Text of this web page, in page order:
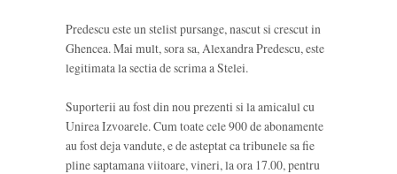
Predescu este un stelist pursange, nascut si crescut in
Ghencea. Mai mult, sora sa, Alexandra Predescu, este
legitimata la sectia de scrima a Stelei.
Suporterii au fost din nou prezenti si la amicalul cu
Unirea Izvoarele. Cum toate cele 900 de abonamente
au fost deja vandute, e de asteptat ca tribunele sa fie
pline saptamana viitoare, vineri, la ora 17.00, pentru